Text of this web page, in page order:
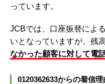
っています。
JCBでは、口座振替によ
いとなっていますが、残
なかった顧客に対して電
0120362633からの着信理